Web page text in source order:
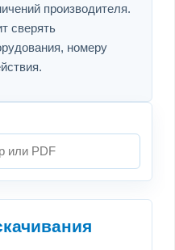
производителя.
сверять
номеру